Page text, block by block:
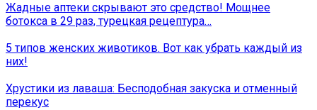
Жадные аптеки скрывают это средство! Мощнее
ботокса в 29 раз, турецкая рецептура…
5 типов женских животиков. Вот как убрать каждый из
них!
Хрустики из лаваша: Бесподобная закуска и отменный
перекус